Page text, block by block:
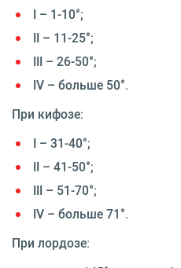
I – 1-10°;
II – 11-25°;
III – 26-50°;
IV – больше 50°.
При кифозе:
I – 31-40°;
II – 41-50°;
III – 51-70°;
IV – больше 71°.
При лордозе: